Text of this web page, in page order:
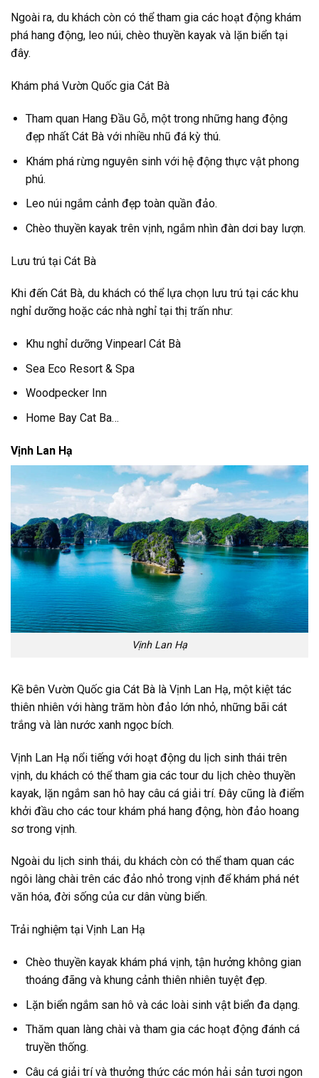
Ngoài ra, du khách còn có thể tham gia các hoạt động khám
phá hang động, leo núi, chèo thuyền kayak và lặn biển tại
đây.
Khám phá Vườn Quốc gia Cát Bà
Tham quan Hang Đầu Gỗ, một trong những hang động
đẹp nhất Cát Bà với nhiều nhũ đá kỳ thú.
Khám phá rừng nguyên sinh với hệ động thực vật phong
phú.
Leo núi ngắm cảnh đẹp toàn quần đảo.
Chèo thuyền kayak trên vịnh, ngắm nhìn đàn dơi bay lượn.
Lưu trú tại Cát Bà
Khi đến Cát Bà, du khách có thể lựa chọn lưu trú tại các khu
nghỉ dưỡng hoặc các nhà nghỉ tại thị trấn như:
Khu nghỉ dưỡng Vinpearl Cát Bà
Sea Eco Resort & Spa
Woodpecker Inn
Home Bay Cat Ba…
Vịnh Lan Hạ
Vịnh Lan Hạ
Kề bên Vườn Quốc gia Cát Bà là Vịnh Lan Hạ, một kiệt tác
thiên nhiên với hàng trăm hòn đảo lớn nhỏ, những bãi cát
trắng và làn nước xanh ngọc bích.
Vịnh Lan Hạ nổi tiếng với hoạt động du lịch sinh thái trên
vịnh, du khách có thể tham gia các tour du lịch chèo thuyền
kayak, lặn ngắm san hô hay câu cá giải trí. Đây cũng là điểm
khởi đầu cho các tour khám phá hang động, hòn đảo hoang
sơ trong vịnh.
Ngoài du lịch sinh thái, du khách còn có thể tham quan các
ngôi làng chài trên các đảo nhỏ trong vịnh để khám phá nét
văn hóa, đời sống của cư dân vùng biển.
Trải nghiệm tại Vịnh Lan Hạ
Chèo thuyền kayak khám phá vịnh, tận hưởng không gian
thoáng đãng và khung cảnh thiên nhiên tuyệt đẹp.
Lặn biển ngắm san hô và các loài sinh vật biển đa dạng.
Thăm quan làng chài và tham gia các hoạt động đánh cá
truyền thống.
Câu cá giải trí và thưởng thức các món hải sản tươi ngon